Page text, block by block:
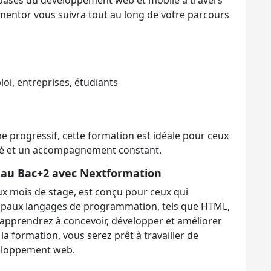
vous suivra tout au long de votre parcours
entreprises, étudiants
progressif, cette formation est idéale pour ceux
un accompagnement constant.
Bac+2 avec Nextformation
mois de stage, est conçu pour ceux qui
langages de programmation, tels que HTML,
apprendrez à concevoir, développer et améliorer
formation, vous serez prêt à travailler de
web.